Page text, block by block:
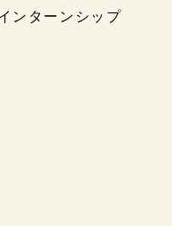
ンターンシップ